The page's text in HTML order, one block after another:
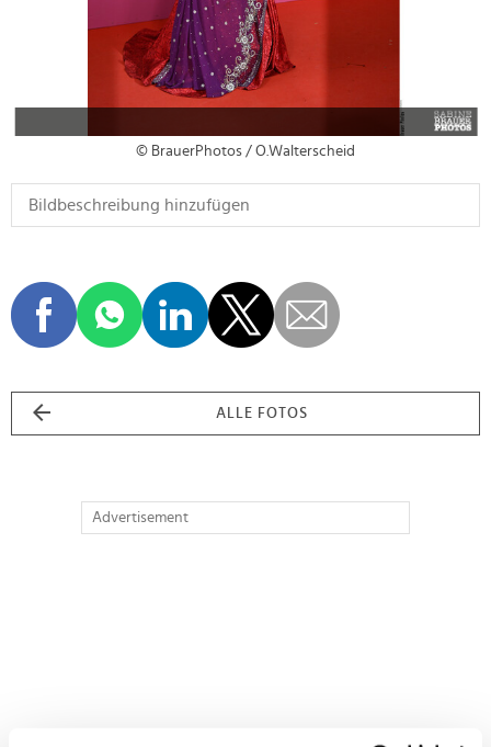
© BrauerPhotos / O.Walterscheid
ALLE FOTOS
Advertisement